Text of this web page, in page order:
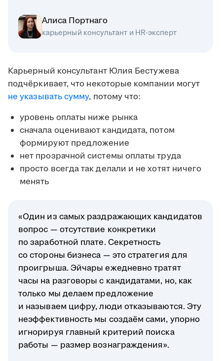
Алиса Портнаго
карьерный консультант и HR-эксперт
Карьерный консультант Юлия Бестужева
подчёркивает, что некоторые компании могут
не указывать сумму, потому что:
уровень оплаты ниже рынка
сначала оценивают кандидата, потом
формируют предложение
нет прозрачной системы оплаты труда
просто всегда так делали и не хотят ничего
менять
«Один из самых раздражающих кандидатов
вопрос — отсутствие конкретики
по заработной плате. Секретность
со стороны бизнеса — это стратегия для
проигрыша. Эйчары ежедневно тратят
часы на разговоры с кандидатами, но, как
только мы делаем предложение
и называем цифру, люди отказываются. Эту
неэффективность мы создаём сами, упорно
игнорируя главный критерий поиска
работы — размер вознаграждения».